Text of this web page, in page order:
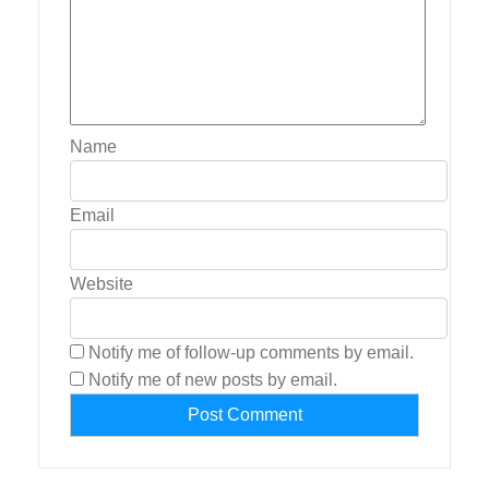
Name
Email
Website
Notify me of follow-up comments by email.
Notify me of new posts by email.